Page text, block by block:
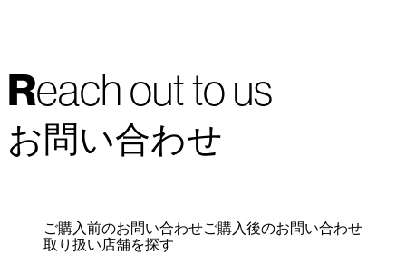
Reach out to us
お問い合わせ
ご購入前のお問い合わせご購入後のお問い合わせ
取り扱い店舗を探す